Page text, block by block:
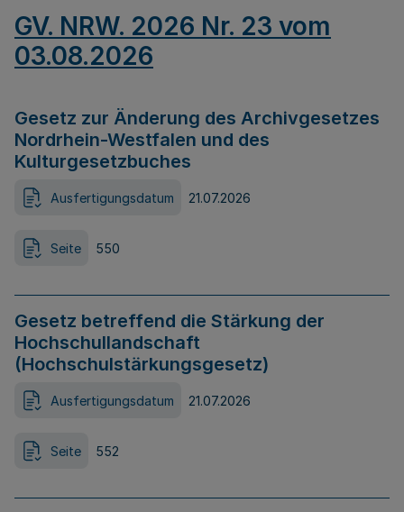
GV. NRW. 2026 Nr. 23 vom
03.08.2026
Gesetz zur Änderung des Archivgesetzes
Nordrhein-Westfalen und des
Kulturgesetzbuches
Ausfertigungsdatum 21.07.2026
Seite 550
Gesetz betreffend die Stärkung der
Hochschullandschaft
(Hochschulstärkungsgesetz)
Ausfertigungsdatum 21.07.2026
Seite 552